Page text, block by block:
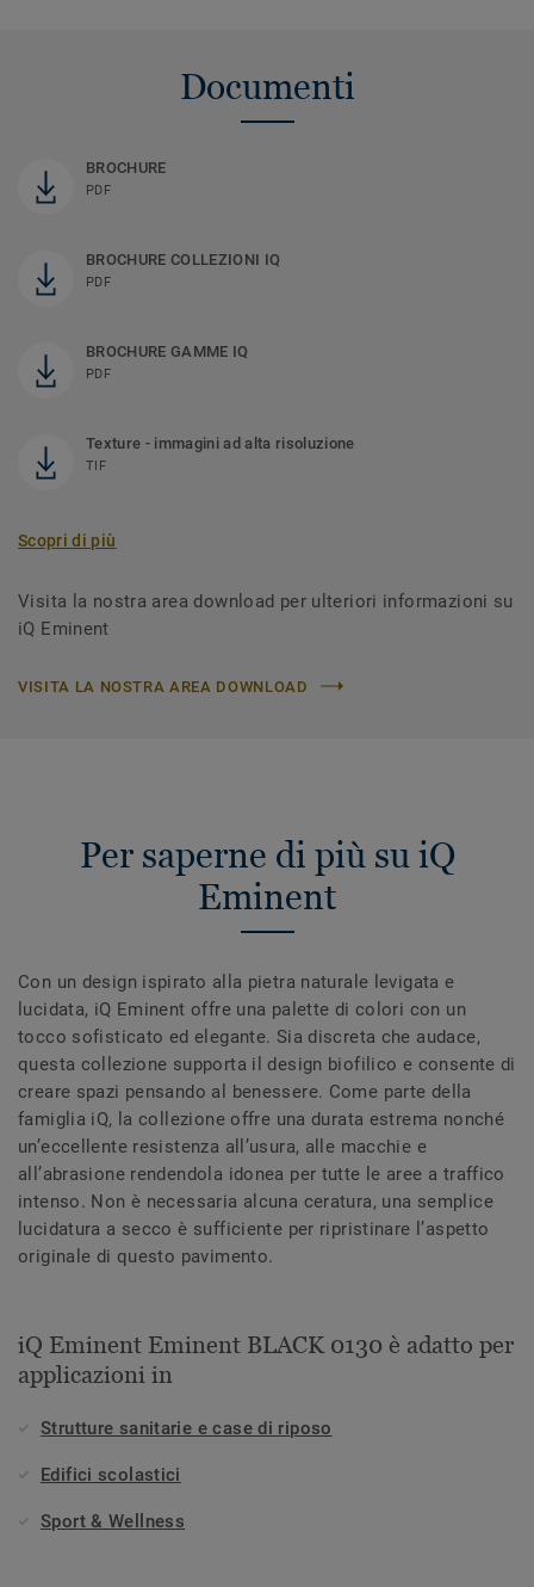
Documenti
BROCHURE
PDF
BROCHURE COLLEZIONI IQ
PDF
BROCHURE GAMME IQ
PDF
Texture - immagini ad alta risoluzione
TIF
Scopri di più
Visita la nostra area download per ulteriori informazioni su
iQ Eminent
VISITA LA NOSTRA AREA DOWNLOAD
Per saperne di più su iQ
Eminent
Con un design ispirato alla pietra naturale levigata e
lucidata, iQ Eminent offre una palette di colori con un
tocco sofisticato ed elegante. Sia discreta che audace,
questa collezione supporta il design biofilico e consente di
creare spazi pensando al benessere. Come parte della
famiglia iQ, la collezione offre una durata estrema nonché
un’eccellente resistenza all’usura, alle macchie e
all’abrasione rendendola idonea per tutte le aree a traffico
intenso. Non è necessaria alcuna ceratura, una semplice
lucidatura a secco è sufficiente per ripristinare l’aspetto
originale di questo pavimento.
iQ Eminent Eminent BLACK 0130 è adatto per
applicazioni in
Strutture sanitarie e case di riposo
Edifici scolastici
Sport & Wellness